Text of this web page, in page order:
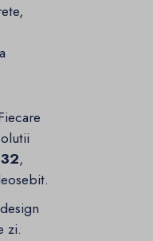
,
zi.